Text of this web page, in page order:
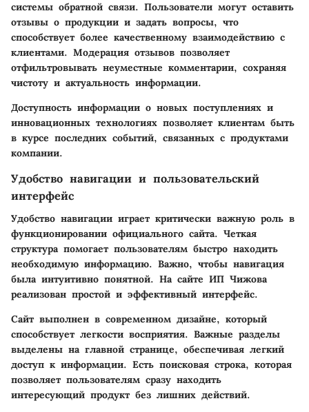
системы обратной связи. Пользователи могут оставить
отзывы о продукции и задать вопросы, что
способствует более качественному взаимодействию с
клиентами. Модерация отзывов позволяет
отфильтровывать неуместные комментарии, сохраняя
чистоту и актуальность информации.
Доступность информации о новых поступлениях и
инновационных технологиях позволяет клиентам быть
в курсе последних событий, связанных с продуктами
компании.
Удобство навигации и пользовательский
интерфейс
Удобство навигации играет критически важную роль в
функционировании официального сайта. Четкая
структура помогает пользователям быстро находить
необходимую информацию. Важно, чтобы навигация
была интуитивно понятной. На сайте ИП Чижова
реализован простой и эффективный интерфейс.
Сайт выполнен в современном дизайне, который
способствует легкости восприятия. Важные разделы
выделены на главной странице, обеспечивая легкий
доступ к информации. Есть поисковая строка, которая
позволяет пользователям сразу находить
интересующий продукт без лишних действий.